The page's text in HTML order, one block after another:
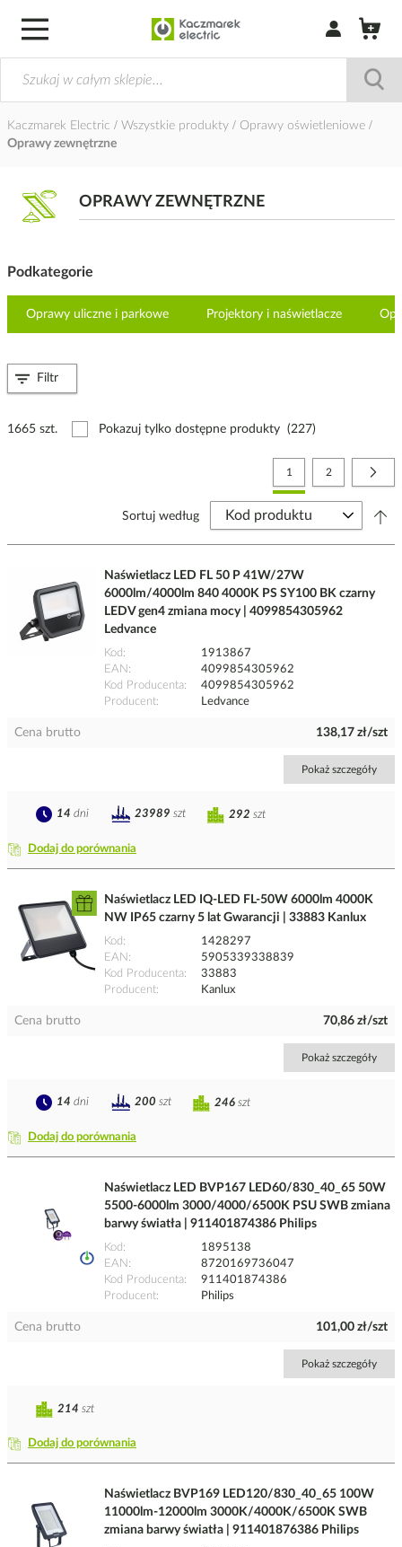
Zaloguj się /
Kaczmarek Electric Wszystkie produkty
Oprawy oświetleniowe
Oprawy zewnętrzne
OPRAWY ZEWNĘTRZNE
Podkategorie
Oprawy uliczne i parkowe Projektory i naświetlacze
1665 szt. Pokazuj tylko dostępne produkty (227)
Strona
Aktualnie czytasz stronę
1 Strona
2
Sortuj według
Naświetlacz LED FL 50 P 41W/27W
6000lm/4000lm 840 4000K PS SY100 BK czarny
LEDV gen4 zmiana mocy | 4099854305962
Ledvance
Kod
1913867
EAN
4099854305962
Kod Producenta
4099854305962
Producent
Ledvance
Cena brutto 138,17 zł/szt
Pokaż szczegóły
Dodaj do porównania
292 szt
14 dni 23989 szt
Naświetlacz LED IQ-LED FL-50W 6000lm 4000K
NW IP65 czarny 5 lat Gwarancji | 33883 Kanlux
Kod
1428297
EAN
5905339338839
Kod Producenta
33883
Producent
Kanlux
Cena brutto 70,86 zł/szt
Pokaż szczegóły
Dodaj do porównania
246 szt
14 dni 200 szt
Naświetlacz LED BVP167 LED60/830_40_65 50W
5500-6000lm 3000/4000/6500K PSU SWB zmiana
barwy światła | 911401874386 Philips
Kod
1895138
EAN
8720169736047
Kod Producenta
911401874386
Producent
Philips
Cena brutto 101,00 zł/szt
Pokaż szczegóły
Dodaj do porównania
214 szt
Naświetlacz BVP169 LED120/830_40_65 100W
11000lm-12000lm 3000K/4000K/6500K SWB
zmiana barwy światła | 911401876386 Philips
Filtr